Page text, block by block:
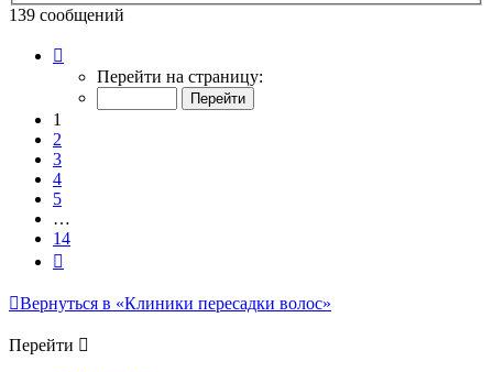
139 сообщений
Перейти на страницу:
1
2
3
4
5
…
14
Вернуться в «Клиники пересадки волос»
Перейти